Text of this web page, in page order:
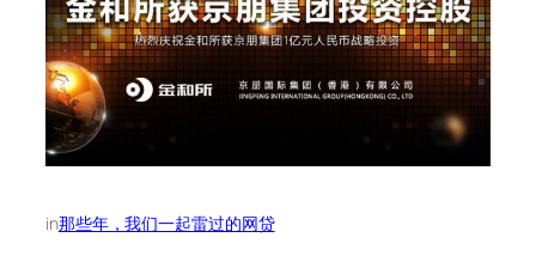
in那些年，我们一起雷过的网贷